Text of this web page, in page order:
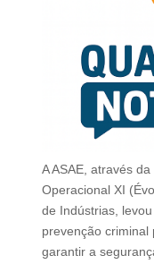
A ASAE, através
Operacional XI
de Indústrias,
prevenção criminal
garantir a